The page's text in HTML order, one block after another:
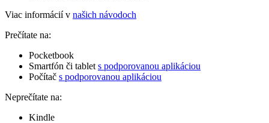
Viac informácií v našich návodoch
Prečítate na:
Pocketbook
Smartfón či tablet s podporovanou aplikáciou
Počítač s podporovanou aplikáciou
Neprečítate na:
Kindle